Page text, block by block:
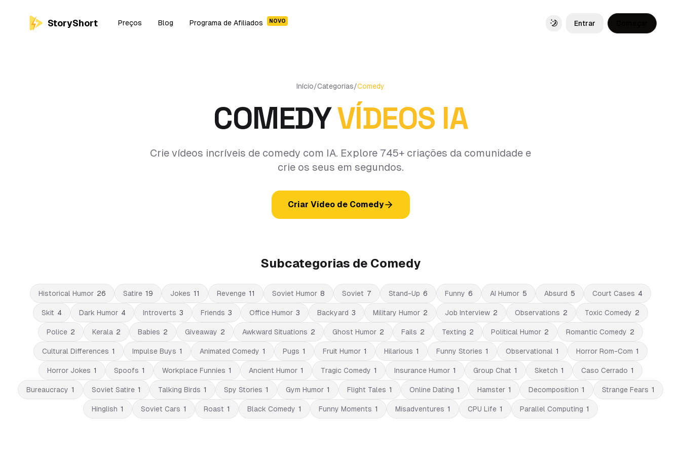
StoryShort Preços Blog Programa de Afiliados NOVO
Toggle theme
Entrar
Início/Categorias/Comedy
COMEDYVÍDEOS IA
Crie vídeos incríveis de comedy com IA. Explore 745+ criações da comunidade e
crie os seus em segundos.
Criar Vídeo de Comedy
Subcategorias de Comedy
Historical Humor 26 Satire 19 Jokes 11 Revenge 11 Soviet Humor 8 Soviet 7 Stand-Up 6 Funny 6 AI Humor 5 Absurd 5 Court Cases 4
Skit 4 Dark Humor 4 Introverts 3 Friends 3 Office Humor 3 Backyard 3 Military Humor 2 Job Interview 2 Observations 2 Toxic Comedy 2
Police 2 Kerala 2 Babies 2 Giveaway 2 Awkward Situations 2 Ghost Humor 2 Fails 2 Texting 2 Political Humor 2 Romantic Comedy 2
Cultural Differences 1 Impulse Buys 1 Animated Comedy 1 Pugs 1 Fruit Humor 1 Hilarious 1 Funny Stories 1 Observational 1 Horror Rom-Com 1
Horror Jokes 1 Spoofs 1 Workplace Funnies 1 Ancient Humor 1 Tragic Comedy 1 Insurance Humor 1 Group Chat 1 Sketch 1 Caso Cerrado 1
Bureaucracy 1 Soviet Satire 1 Talking Birds 1 Spy Stories 1 Gym Humor 1 Flight Tales 1 Online Dating 1 Hamster 1 Decomposition 1 Strange Fears 1
Hinglish 1 Soviet Cars 1 Roast 1 Black Comedy 1 Funny Moments 1 Misadventures 1 CPU Life 1 Parallel Computing 1